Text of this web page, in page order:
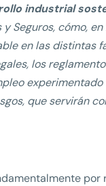
industrial
Seguros, cómo, en
en las distintas
los
experimentado
que servirán
por